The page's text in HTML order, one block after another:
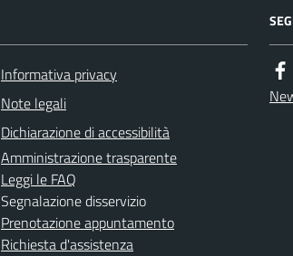
Informativa privacy
Note legali
Dichiarazione di accessibilità
Amministrazione trasparente
Leggi le FAQ
Segnalazione disservizio
Prenotazione appuntamento
Richiesta d'assistenza